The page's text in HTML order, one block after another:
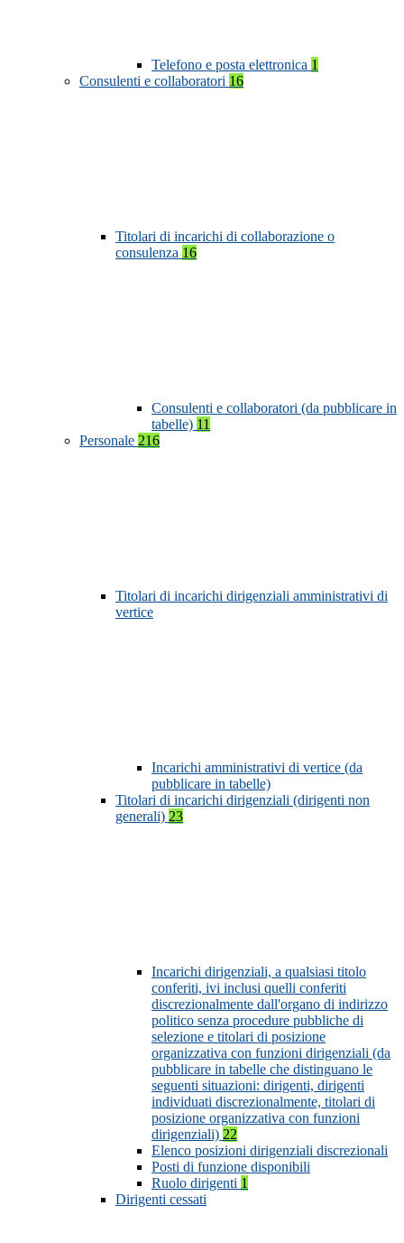
Telefono e posta elettronica 1
Consulenti e collaboratori 16
Titolari di incarichi di collaborazione o
consulenza 16
Consulenti e collaboratori (da pubblicare in
tabelle) 11
Personale 216
Titolari di incarichi dirigenziali amministrativi di
vertice
Incarichi amministrativi di vertice (da
pubblicare in tabelle)
Titolari di incarichi dirigenziali (dirigenti non
generali) 23
Incarichi dirigenziali, a qualsiasi titolo
conferiti, ivi inclusi quelli conferiti
discrezionalmente dall'organo di indirizzo
politico senza procedure pubbliche di
selezione e titolari di posizione
organizzativa con funzioni dirigenziali (da
pubblicare in tabelle che distinguano le
seguenti situazioni: dirigenti, dirigenti
individuati discrezionalmente, titolari di
posizione organizzativa con funzioni
dirigenziali) 22
Elenco posizioni dirigenziali discrezionali
Posti di funzione disponibili
Ruolo dirigenti 1
Dirigenti cessati